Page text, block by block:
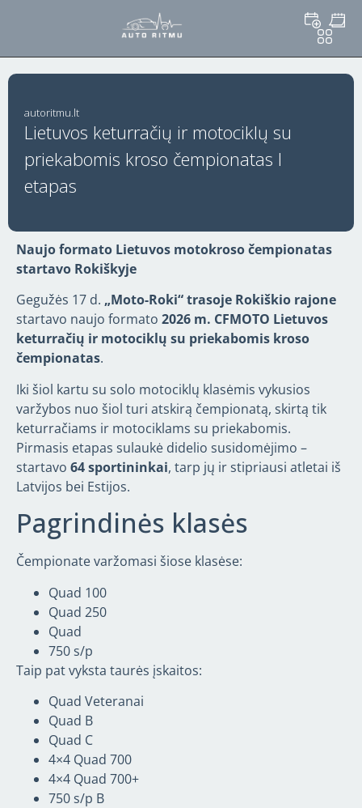
autoritmu.lt
Lietuvos keturračių ir motociklų su
priekabomis kroso čempionatas I
etapas
Naujo formato Lietuvos motokroso čempionatas
startavo Rokiškyje
Gegužės 17 d. „Moto-Roki“ trasoje Rokiškio rajone
startavo naujo formato 2026 m. CFMOTO Lietuvos
keturračių ir motociklų su priekabomis kroso
čempionatas.
Iki šiol kartu su solo motociklų klasėmis vykusios
varžybos nuo šiol turi atskirą čempionatą, skirtą tik
keturračiams ir motociklams su priekabomis.
Pirmasis etapas sulaukė didelio susidomėjimo –
startavo 64 sportininkai, tarp jų ir stipriausi atletai iš
Latvijos bei Estijos.
Pagrindinės klasės
Čempionate varžomasi šiose klasėse:
Quad 100
Quad 250
Quad
750 s/p
Taip pat vyksta taurės įskaitos:
Quad Veteranai
Quad B
Quad C
4×4 Quad 700
4×4 Quad 700+
750 s/p B